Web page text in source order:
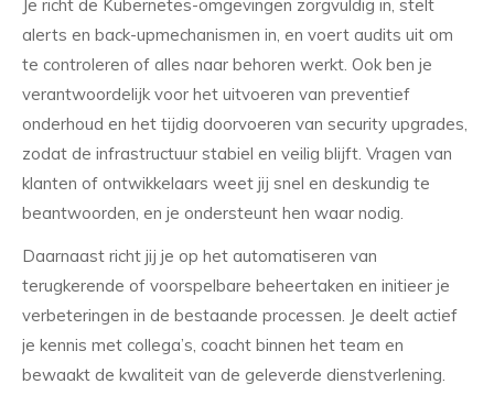
Je richt de Kubernetes-omgevingen zorgvuldig in, stelt
alerts en back-upmechanismen in, en voert audits uit om
te controleren of alles naar behoren werkt. Ook ben je
verantwoordelijk voor het uitvoeren van preventief
onderhoud en het tijdig doorvoeren van security upgrades,
zodat de infrastructuur stabiel en veilig blijft. Vragen van
klanten of ontwikkelaars weet jij snel en deskundig te
beantwoorden, en je ondersteunt hen waar nodig.
Daarnaast richt jij je op het automatiseren van
terugkerende of voorspelbare beheertaken en initieer je
verbeteringen in de bestaande processen. Je deelt actief
je kennis met collega’s, coacht binnen het team en
bewaakt de kwaliteit van de geleverde dienstverlening.